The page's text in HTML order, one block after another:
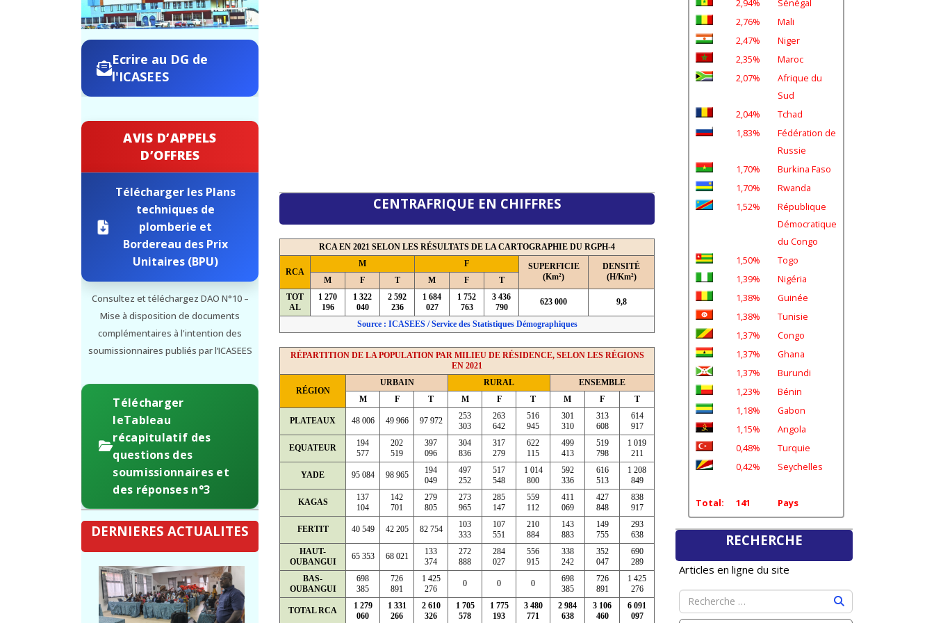
Ecrire au DG de
l'ICASEES
AVIS D’APPELS
D’OFFRES
Télécharger les Plans
techniques de
plomberie et
Bordereau des Prix
Unitaires (BPU)
Consultez et téléchargez DAO N°10 –
Mise à disposition de documents
complémentaires à l'intention des
soumissionnaires publiés par l’ICASEES
Télécharger
leTableau
récapitulatif des
questions des
soumissionnaires et
des réponses n°3
DERNIERES ACTUALITES
CENTRAFRIQUE EN CHIFFRES
RCA EN 2021 SELON LES RÉSULTATS DE LA CARTOGRAPHIE DU RGPH-4
RCA
M F
SUPERFICIE
(Km²)
DENSITÉ
(H/Km²)
M F T M F
T
TOT
AL
1 270
196
1 322
040
2 592
236
1 684
027
1 752
763
3 436
790
623 000 9,8
Source : ICASEES / Service des Statistiques Démographiques
RÉPARTITION DE LA POPULATION PAR MILIEU DE RÉSIDENCE, SELON LES RÉGIONS
EN 2021
RÉGION
URBAIN RURAL
ENSEMBLE
M
F T M F T M F T
PLATEAUX 48 006 49 966 97 972
253
303
263
642
516
945
301
310
313
608
614
917
EQUATEUR
194
577
202
519
397
096
304
836
317
279
622
115
499
413
519
798
1 019
211
YADE 95 084 98 965
194
049
497
252
517
548
1 014
800
592
336
616
513
1 208
849
KAGAS
137
104
142
701
279
805
273
965
285
147
559
112
411
069
427
848
838
917
FERTIT 40 549 42 205 82 754
103
333
107
551
210
884
143
883
149
755
293
638
HAUT-
OUBANGUI
65 353 68 021
133
374
272
888
284
027
556
915
338
242
352
047
690
289
BAS-
OUBANGUI
698
385
726
891
1 425
276
0 0 0
698
385
726
891
1 425
276
TOTAL RCA
1 279
060
1 331
266
2 610
326
1 705
578
1 775
193
3 480
771
2 984
638
3 106
460
6 091
097
2,94%
Sénégal
2,76%
Mali
2,47%
Niger
2,35%
Maroc
2,07%
Afrique du
Sud
2,04%
Tchad
1,83%
Fédération de
Russie
1,70%
Burkina Faso
1,70%
Rwanda
1,52%
République
Démocratique
du Congo
1,50%
Togo
1,39%
Nigéria
1,38%
Guinée
1,38%
Tunisie
1,37%
Congo
1,37%
Ghana
1,37%
Burundi
1,23%
Bénin
1,18%
Gabon
1,15%
Angola
0,48%
Turquie
0,42%
Seychelles
Total: 141 Pays
RECHERCHE
Articles en ligne du site